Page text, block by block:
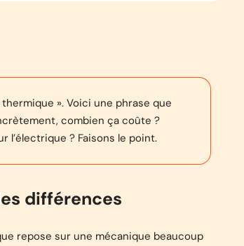
». Voici une phrase que
combien ça coûte ?
l’électrique ? Faisons le point.
différences
repose sur une mécanique beaucoup